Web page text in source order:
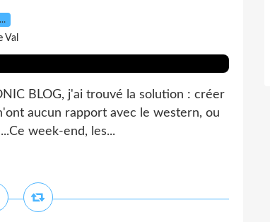
…
Val
BLOG, j'ai trouvé la solution : créer
aucun rapport avec le western, ou
week-end, les...